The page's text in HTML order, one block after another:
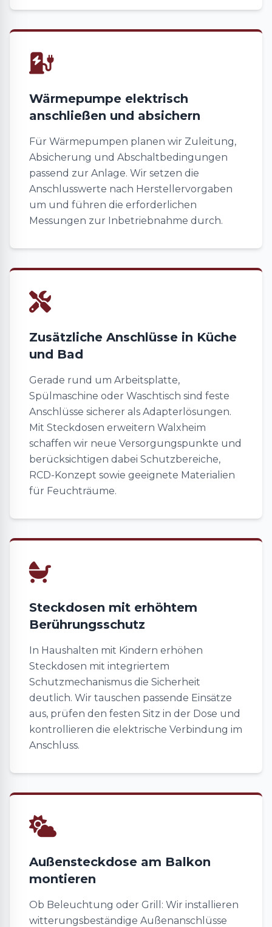
Wärmepumpe elektrisch
anschließen und absichern
Für Wärmepumpen planen wir Zuleitung,
Absicherung und Abschaltbedingungen
passend zur Anlage. Wir setzen die
Anschlusswerte nach Herstellervorgaben
um und führen die erforderlichen
Messungen zur Inbetriebnahme durch.
Zusätzliche Anschlüsse in Küche
und Bad
Gerade rund um Arbeitsplatte,
Spülmaschine oder Waschtisch sind feste
Anschlüsse sicherer als Adapterlösungen.
Mit Steckdosen erweitern Walxheim
schaffen wir neue Versorgungspunkte und
berücksichtigen dabei Schutzbereiche,
RCD-Konzept sowie geeignete Materialien
für Feuchträume.
Steckdosen mit erhöhtem
Berührungsschutz
In Haushalten mit Kindern erhöhen
Steckdosen mit integriertem
Schutzmechanismus die Sicherheit
deutlich. Wir tauschen passende Einsätze
aus, prüfen den festen Sitz in der Dose und
kontrollieren die elektrische Verbindung im
Anschluss.
Außensteckdose am Balkon
montieren
Ob Beleuchtung oder Grill: Wir installieren
witterungsbeständige Außenanschlüsse